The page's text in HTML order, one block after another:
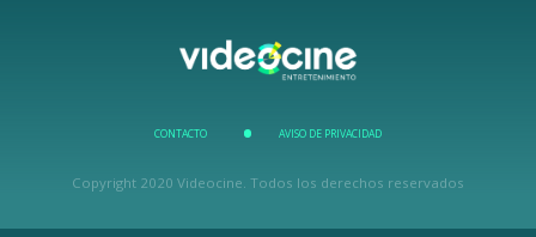
CONTACTO AVISO DE PRIVACIDAD
Copyright 2020 Videocine. Todos los derechos reservados